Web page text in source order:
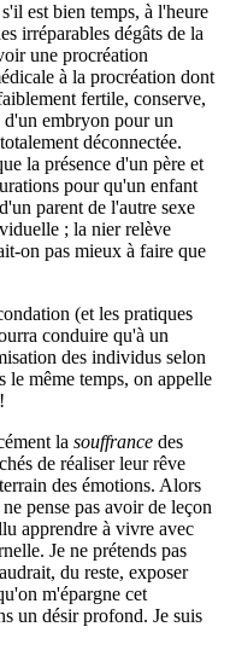
est bien temps, à l'heure
irréparables dégâts de la
une procréation
à la procréation dont
fertile, conserve,
embryon pour un
déconnectée.
la présence d'un père et
pour qu'un enfant
parent de l'autre sexe
; la nier relève
on pas mieux à faire que
(et les pratiques
conduire qu'à un
des individus selon
le même temps, on appelle
la souffrance des
de réaliser leur rêve
des émotions. Alors
pense pas avoir de leçon
apprendre à vivre avec
Je ne prétends pas
du reste, exposer
m'épargne cet
un désir profond. Je suis